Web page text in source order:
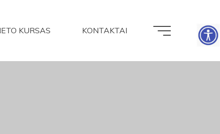
KURSAS KONTAKTAI